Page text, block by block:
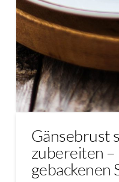
Gänsebrust
zubereiten
gebackenen